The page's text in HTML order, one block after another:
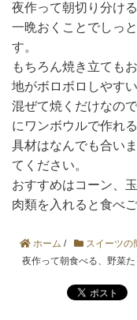
夜作って朝切り分け
一晩おくことでしっ
す。
もちろん焼き立ても
地がボロボロしやすい
混ぜて焼くだけなの
にワンボウルで作れ
具材はなんでも合い
てください。
おすすめはコーン、
肉類を入れると食べ
ホーム / スイーツの
夜作って朝食べる、野菜